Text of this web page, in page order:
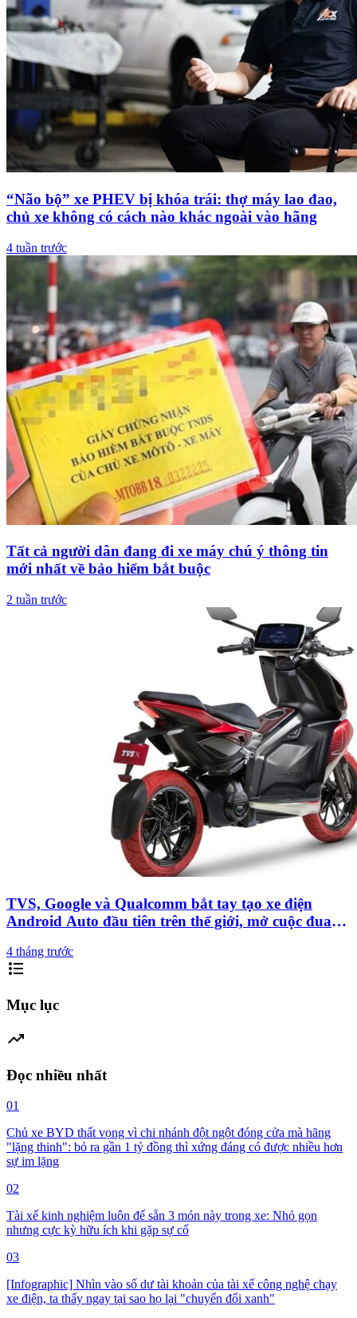
“Não bộ” xe PHEV bị khóa trái: thợ máy lao đao,
chủ xe không có cách nào khác ngoài vào hãng
4 tuần trước
Tất cả người dân đang đi xe máy chú ý thông tin
mới nhất về bảo hiểm bắt buộc
2 tuần trước
TVS, Google và Qualcomm bắt tay tạo xe điện
Android Auto đầu tiên trên thế giới, mở cuộc đua
4 tháng trước
format_list_bulleted
Mục lục
trending_up
Đọc nhiều nhất
01
Chủ xe BYD thất vọng vì chi nhánh đột ngột đóng cửa mà hãng
"lặng thinh": bỏ ra gần 1 tỷ đồng thì xứng đáng có được nhiều hơn
sự im lặng
02
Tài xế kinh nghiệm luôn để sẵn 3 món này trong xe: Nhỏ gọn
nhưng cực kỳ hữu ích khi gặp sự cố
03
[Infographic] Nhìn vào số dư tài khoản của tài xế công nghệ chạy
xe điện, ta thấy ngay tại sao họ lại "chuyển đổi xanh"